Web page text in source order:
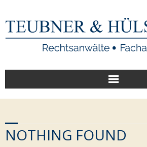
Start
NOTHING FOUND